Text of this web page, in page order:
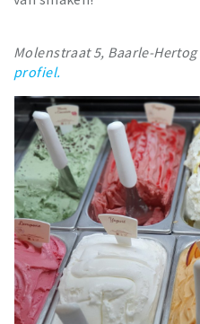
Molenstraat 5, Baarle-Hertog
profiel.